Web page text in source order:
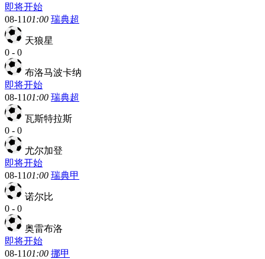
即将开始
08-1101:00 瑞典超
天狼星
0 - 0
布洛马波卡纳
即将开始
08-1101:00 瑞典超
瓦斯特拉斯
0 - 0
尤尔加登
即将开始
08-1101:00 瑞典甲
诺尔比
0 - 0
奥雷布洛
即将开始
08-1101:00 挪甲